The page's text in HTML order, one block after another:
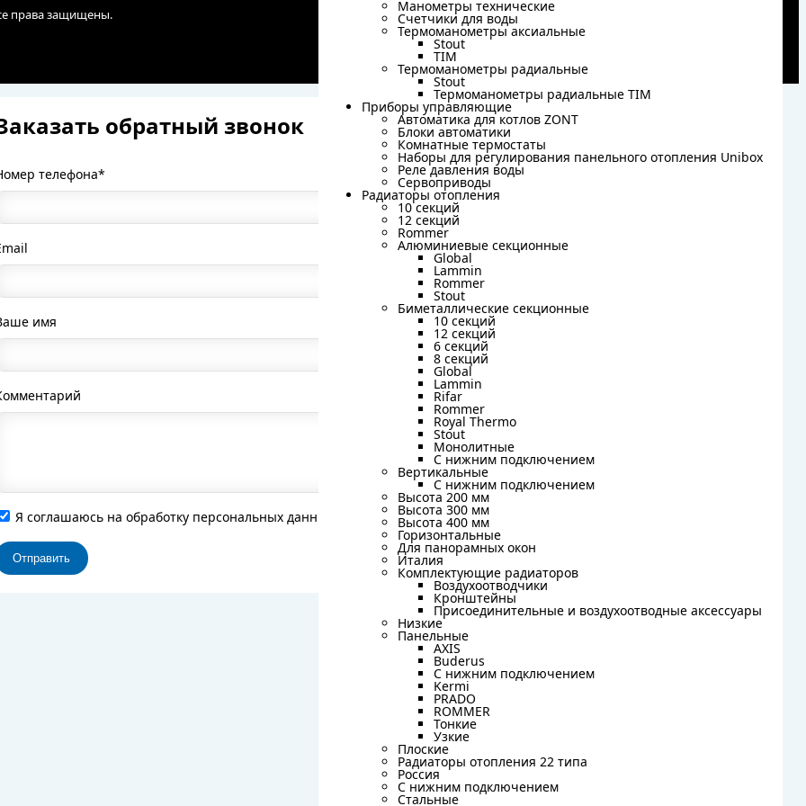
Манометры технические
Счетчики для воды
Термоманометры аксиальные
Stout
TIM
Термоманометры радиальные
Stout
Термоманометры радиальные TIM
Приборы управляющие
Автоматика для котлов ZONT
Блоки автоматики
Комнатные термостаты
Наборы для регулирования панельного отопления Unibox
Реле давления воды
Сервоприводы
Радиаторы отопления
10 секций
12 секций
Rommer
Алюминиевые секционные
Global
Lammin
Rommer
Stout
Биметаллические секционные
10 секций
12 секций
6 секций
8 секций
Global
Lammin
Rifar
Rommer
Royal Thermo
Stout
Монолитные
С нижним подключением
Вертикальные
С нижним подключением
Высота 200 мм
Высота 300 мм
Высота 400 мм
Горизонтальные
Для панорамных окон
Италия
Комплектующие радиаторов
Воздухоотводчики
Кронштейны
Присоединительные и воздухоотводные аксессуары
Низкие
Панельные
AXIS
Buderus
C нижним подключением
Kermi
PRADO
ROMMER
Тонкие
Узкие
Плоские
Радиаторы отопления 22 типа
Россия
С нижним подключением
Стальные
Манометры технические
Счетчики для воды
Термоманометры аксиальные
Stout
TIM
Термоманометры радиальные
Stout
Термоманометры радиальные TIM
Приборы управляющие
Автоматика для котлов ZONT
Блоки автоматики
Комнатные термостаты
Наборы для регулирования панельного отопления Unibox
Реле давления воды
Сервоприводы
Радиаторы отопления
10 секций
12 секций
Rommer
Алюминиевые секционные
Global
Lammin
Rommer
Stout
Биметаллические секционные
10 секций
12 секций
6 секций
8 секций
Global
Lammin
Rifar
Rommer
Royal Thermo
Stout
Монолитные
С нижним подключением
Вертикальные
С нижним подключением
Высота 200 мм
Высота 300 мм
Высота 400 мм
Горизонтальные
Для панорамных окон
Италия
Комплектующие радиаторов
Воздухоотводчики
Кронштейны
Присоединительные и воздухоотводные аксессуары
Низкие
Панельные
AXIS
Buderus
C нижним подключением
Kermi
PRADO
ROMMER
Тонкие
Узкие
Плоские
Радиаторы отопления 22 типа
Россия
С нижним подключением
Стальные
права защищены.
обратный звонок
телефона*
имя
Я соглашаюсь на обработку персональных данных